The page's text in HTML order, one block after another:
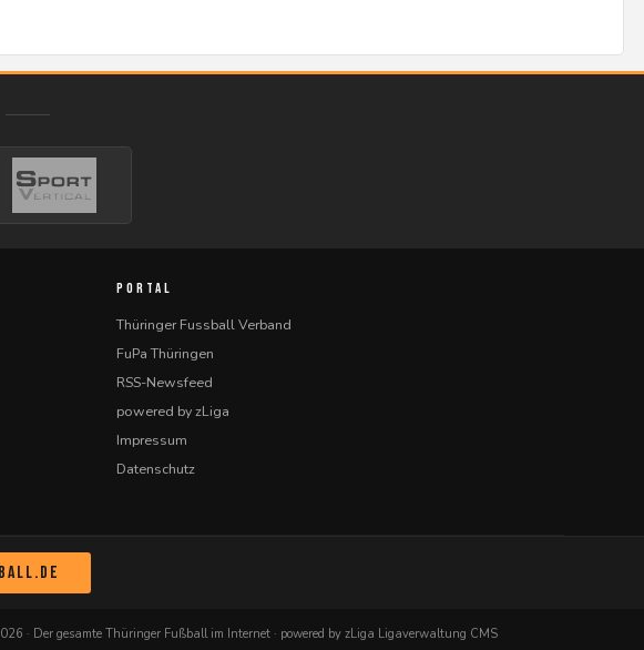
PORTAL
Thüringer Fussball Verband
FuPa Thüringen
RSS-Newsfeed
powered by zLiga
Impressum
Datenschutz
· Der gesamte Thüringer Fußball im Internet · powered by zLiga Ligaverwaltung CMS